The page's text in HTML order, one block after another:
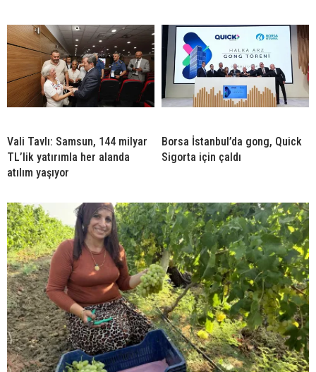
Vali Tavlı: Samsun, 144 milyar
TL’lik yatırımla her alanda
atılım yaşıyor
Borsa İstanbul’da gong, Quick
Sigorta için çaldı